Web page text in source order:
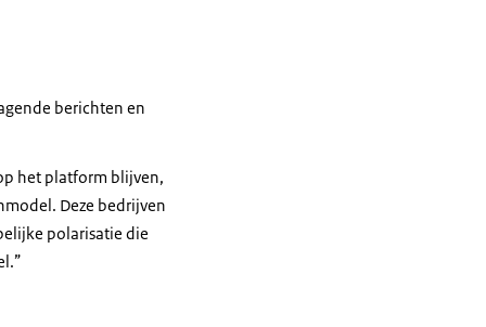
berichten en
het platform blijven,
Deze bedrijven
polarisatie die